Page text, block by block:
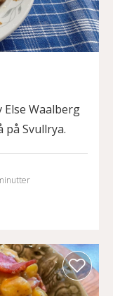
Waalberg
på Svullrya.